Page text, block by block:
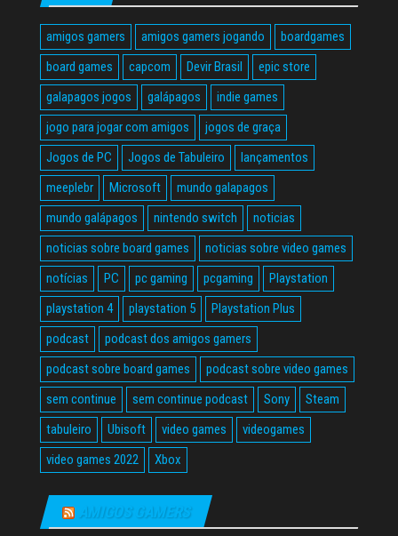
amigos gamers amigos gamers jogando
boardgames
board games
capcom Devir Brasil
epic store
galapagos jogos
galápagos
indie games
jogo para jogar com amigos
jogos de graça
Jogos de PC
Jogos de Tabuleiro
lançamentos
meeplebr
Microsoft
mundo galapagos
mundo galápagos
nintendo switch
noticias
noticias sobre board games
noticias sobre video games
notícias
PC pc gaming pcgaming
Playstation
playstation 4
playstation 5
Playstation Plus
podcast
podcast dos amigos gamers
podcast sobre board games
podcast sobre video games
sem continue
sem continue podcast Sony
Steam
tabuleiro
Ubisoft video games
videogames
video games 2022
Xbox
AMIGOS GAMERS